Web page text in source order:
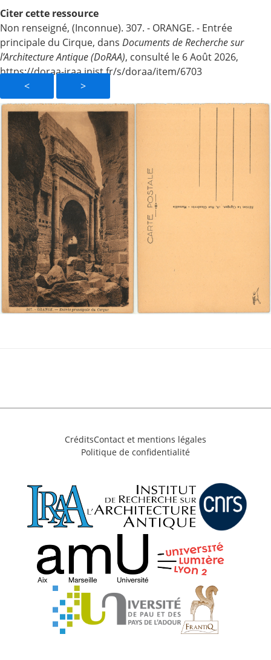
< >
Citer cette ressource
Non renseigné, (Inconnue). 307. - ORANGE. - Entrée
principale du Cirque, dans Documents de Recherche sur
l’Architecture Antique (DoRAA), consulté le 6 Août 2026,
https://doraa-iraa.inist.fr/s/doraa/item/6703
CréditsContact et mentions légales
Politique de confidentialité